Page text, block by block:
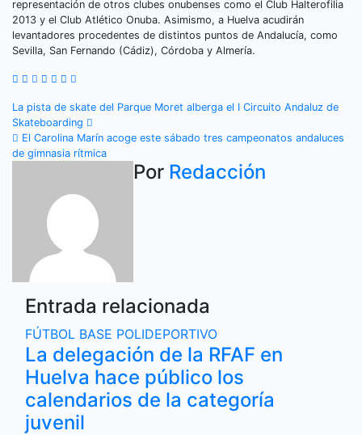
representación de otros clubes onubenses como el Club Halterofilia
2013 y el Club Atlético Onuba. Asimismo, a Huelva acudirán
levantadores procedentes de distintos puntos de Andalucía, como
Sevilla, San Fernando (Cádiz), Córdoba y Almería.
Navegación
de
La pista de skate del Parque Moret alberga el I Circuito Andaluz de
Skateboarding
El Carolina Marín acoge este sábado tres campeonatos andaluces
de gimnasia rítmica
Por Redacción
Entrada relacionada
FÚTBOL BASE POLIDEPORTIVO
La delegación de la RFAF en
Huelva hace público los
calendarios de la categoría
juvenil